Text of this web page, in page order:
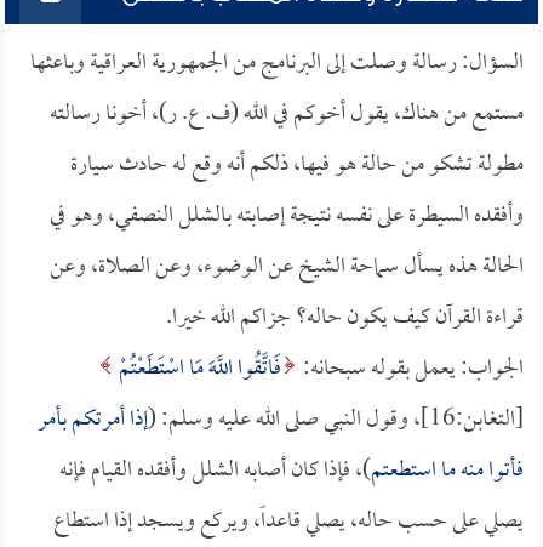
السؤال: رسالة وصلت إلى البرنامج من الجمهورية العراقية وباعثها
مستمع من هناك، يقول أخوكم في الله (ف. ع. ر)، أخونا رسالته
مطولة تشكو من حالة هو فيها، ذلكم أنه وقع له حادث سيارة
وأفقده السيطرة على نفسه نتيجة إصابته بالشلل النصفي، وهو في
الحالة هذه يسأل سماحة الشيخ عن الوضوء، وعن الصلاة، وعن
قراءة القرآن كيف يكون حاله؟ جزاكم الله خيرا.
الجواب: يعمل بقوله سبحانه: فَاتَّقُوا اللَّهَ مَا اسْتَطَعْتُمْ
[التغابن:16]، وقول النبي صلى الله عليه وسلم: (
إذا أمرتكم بأمر
فأتوا منه ما استطعتم)، فإذا كان أصابه الشلل وأفقده القيام فإنه
يصلي على حسب حاله، يصلي قاعداً، ويركع ويسجد إذا استطاع